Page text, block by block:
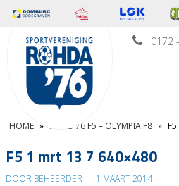
0172
HOME » ROHD’76 F5 – OLYMPIA F8 »
F5 1 mrt 13 7 640×480
DOOR BEHEERDER | 1 MAART 2014 |